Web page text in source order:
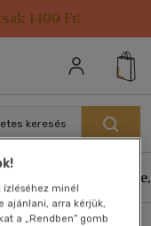
1499 Ft!
keresés
ízléséhez minél
ajánlani, arra kérjük,
a „Rendben” gomb